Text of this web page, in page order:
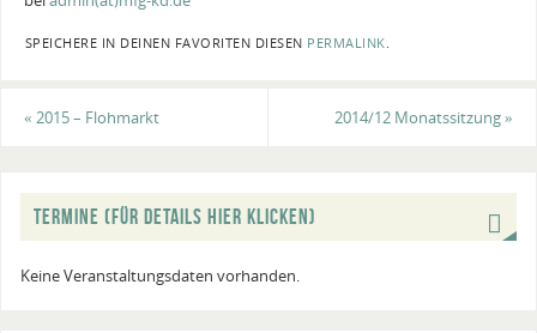
SPEICHERE IN DEINEN FAVORITEN DIESEN PERMALINK.
« 2015 – Flohmarkt 2014/12 Monatssitzung»
TERMINE (FÜR DETAILS HIER KLICKEN)
Keine Veranstaltungsdaten vorhanden.